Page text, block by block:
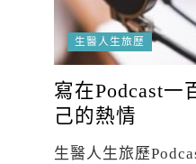
生醫人生旅歷
寫在Podcast一
己的熱情
生醫人生旅歷